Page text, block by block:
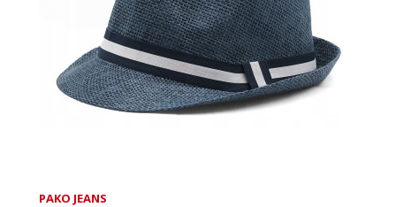
PAKO JEANS